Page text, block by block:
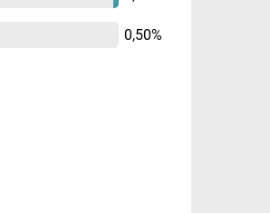
0,50%